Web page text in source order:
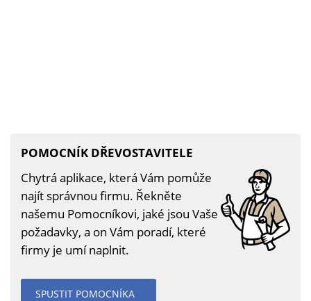
POMOCNÍK DŘEVOSTAVITELE
Chytrá aplikace, která Vám pomůže
najít správnou firmu. Řekněte
našemu Pomocníkovi, jaké jsou Vaše
požadavky, a on Vám poradí, které
firmy je umí naplnit.
SPUSTIT POMOCNÍKA